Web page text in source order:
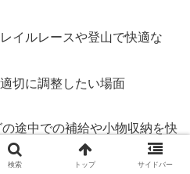
イルレースや登山で快適な
切に調整したい場面
途中での補給や小物収納を快
い設計は行動の質を高めてく
検索 トップ サイドバー